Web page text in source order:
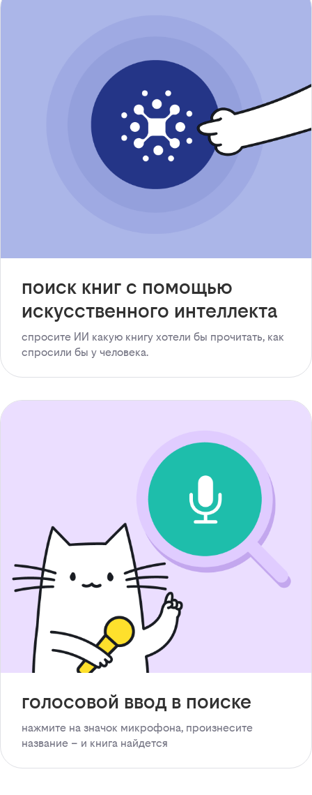
поиск книг с помощью
искусственного интеллекта
спросите ИИ какую книгу хотели бы прочитать, как
спросили бы у человека.
голосовой ввод в поиске
нажмите на значок микрофона, произнесите
название – и книга найдется